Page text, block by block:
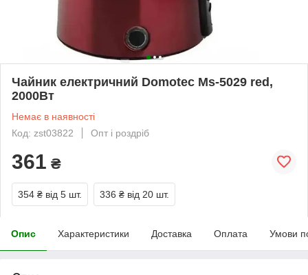
Чайник електричний Domotec Ms-5029 red,
2000Вт
Немає в наявності
Код: zst03822
Опт і роздріб
361 ₴
354 ₴ від 5 шт. 336 ₴ від 20 шт.
Опис Характеристики Доставка Оплата Умови